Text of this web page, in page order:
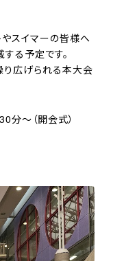
やスイマーの皆様へ
る予定です。
広げられる本大会
分〜（開会式）